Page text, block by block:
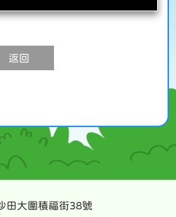
返回
田大圍積福街38號